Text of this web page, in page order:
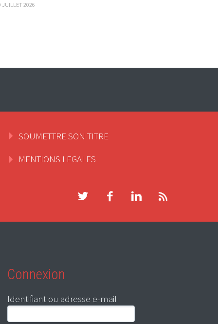
JUILLET 2026
SOUMETTRE SON TITRE
MENTIONS LEGALES
Connexion
Identifiant ou adresse e-mail